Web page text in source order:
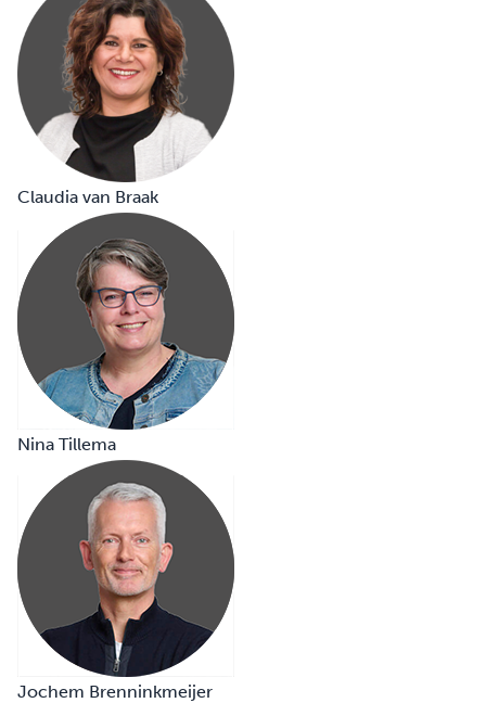
Claudia van Braak
Nina Tillema
Jochem Brenninkmeijer